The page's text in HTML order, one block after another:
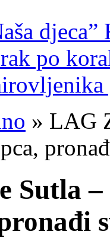
djeca”
po
» LAG
Sutla